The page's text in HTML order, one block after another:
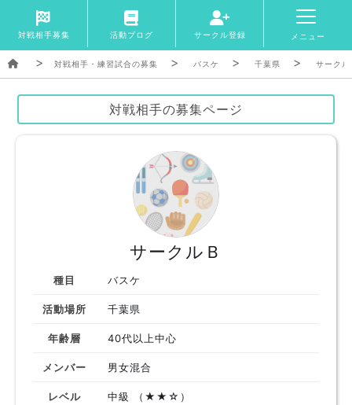
対戦相手募集 活動ブログ サークル登録 メニュー
対戦相手・練習試合の募集 バスケ 千葉県 サークル
対戦相手の募集ページ
サークルＢ
種目 バスケ
活動場所 千葉県
年齢層 40代以上中心
メンバー 男女混合
レベル 中級 （★★☆）